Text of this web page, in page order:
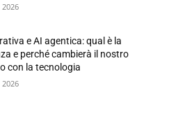
e AI agentica: qual è la
e perché cambierà il nostro
con la tecnologia